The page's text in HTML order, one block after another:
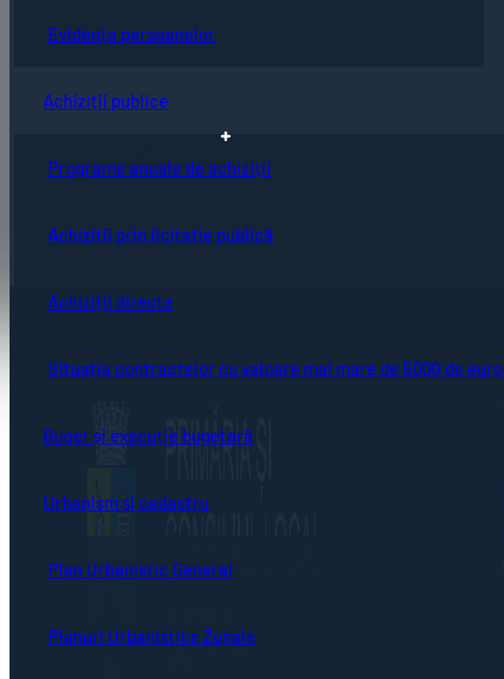
Evidența persoanelor
Achiziții publice
Programe anuale de achiziții
Achiziții prin licitație publică
Achiziții directe
Situația contractelor cu valoare mai mare de 5000 de euro
Buget și execuție bugetară
Urbanism și cadastru
Plan Urbanistic General
Planuri Urbanistice Zonale
Direcția de asistență socială